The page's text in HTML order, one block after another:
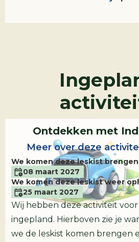
Ontdekken met
Meer over deze
We komen deze leskist
08 maart 2027
We komen deze leskist weer
25 maart 2027
Wij hebben deze activiteit voor
ingepland. Hierboven zie je
we de leskist komen brengen